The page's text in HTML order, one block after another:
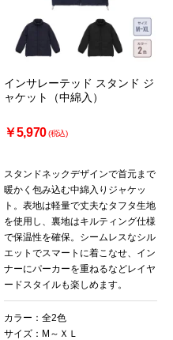
インサレーテッド スタンド ジ
ャケット（中綿入）
￥5,970(税込)
スタンドネックデザインで首元まで
暖かく包み込む中綿入りジャケッ
ト。表地は軽量で丈夫なタフタ生地
を使用し、裏地はキルティング仕様
で保温性を確保。シームレスなシル
エットでスマートに着こなせ、イン
ナーにパーカーを重ねるなどレイヤ
ードスタイルも楽しめます。
カラー：全2色
サイズ：M～ＸＬ